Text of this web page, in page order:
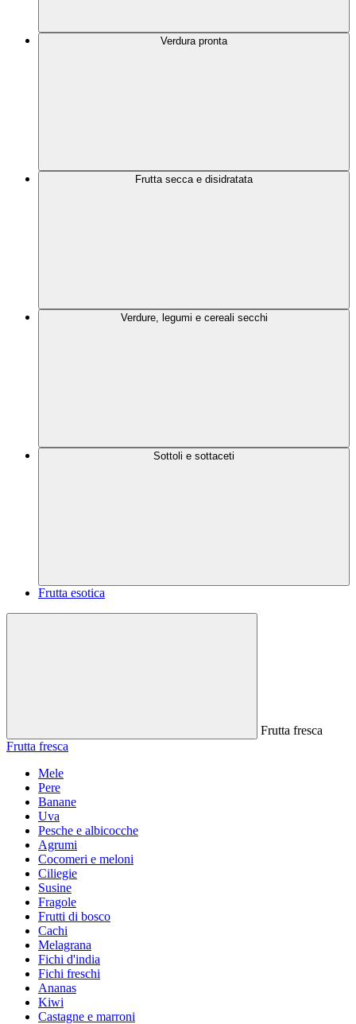
Verdura pronta
Frutta secca e disidratata
Verdure, legumi e cereali secchi
Sottoli e sottaceti
Frutta esotica
Frutta fresca
Frutta fresca
Mele
Pere
Banane
Uva
Pesche e albicocche
Agrumi
Cocomeri e meloni
Ciliegie
Susine
Fragole
Frutti di bosco
Cachi
Melagrana
Fichi d'india
Fichi freschi
Ananas
Kiwi
Castagne e marroni